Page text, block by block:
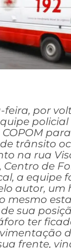
feira, por
trânsito
na rua
Centro de
a equipe
autor, um
mesmo
sua
ter
frente,